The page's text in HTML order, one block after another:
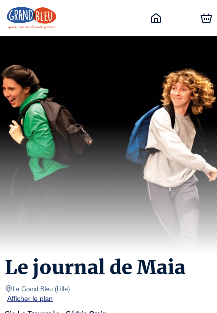
Le journal de Maia
Le Grand Bleu (Lille)
Afficher le plan